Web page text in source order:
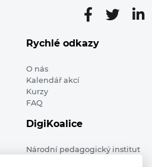
Rychlé odkazy
O nás
Kalendář akcí
Kurzy
FAQ
DigiKoalice
Národní pedagogický institut